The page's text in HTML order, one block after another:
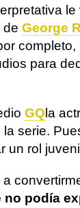
de George
para
GQ la
serie.
un rol
podía